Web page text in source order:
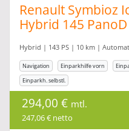
Renault Symbioz
Hybrid 145 PanoD
Hybrid | 143 PS | 10 km |
Navigation Einparkhilfe vorn
Einparkh. selbstl.
294,00 € mtl.
247,06 € netto